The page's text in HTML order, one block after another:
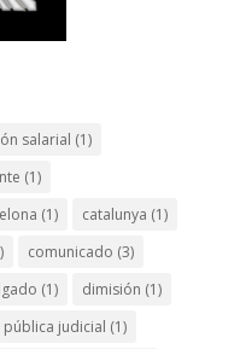
salarial (1)
(1)
(1) catalunya (1)
comunicado (3)
(1) dimisión (1)
pública judicial (1)